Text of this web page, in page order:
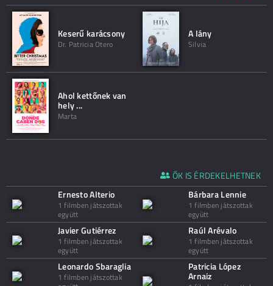
Keserű karácsony
Dr. Patricia Otero
A lány
Silvia
Ahol kettőnek van
hely ...
Marta
ŐK IS ÉRDEKELHETNEK
Ernesto Alterio
1 filmben játszottak
együtt
Bárbara Lennie
1 filmben játszottak
együtt
Javier Gutiérrez
1 filmben játszottak
együtt
Raúl Arévalo
1 filmben játszottak
együtt
Leonardo Sbaraglia
1 filmben játszottak
Patricia López
Arnaiz